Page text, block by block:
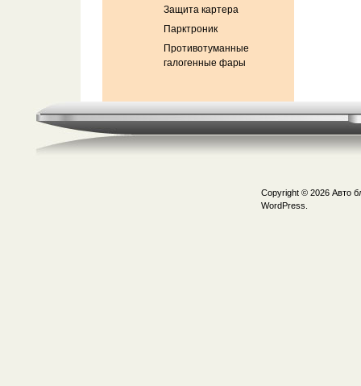
Защита картера
Парктроник
Противотуманные
галогенные фары
Copyright © 2026 Авто
WordPress.